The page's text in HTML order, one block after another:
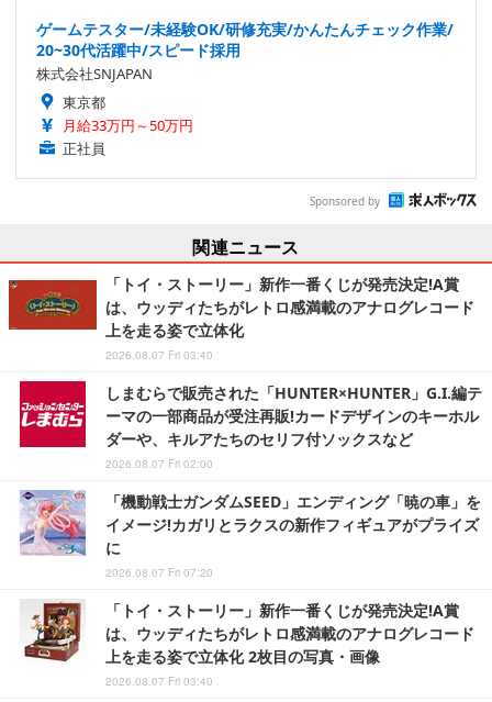
ゲームテスター/未経験OK/研修充実/かんたんチェック作業/
20~30代活躍中/スピード採用
株式会社SNJAPAN
東京都
月給33万円～50万円
正社員
Sponsored by
関連ニュース
「トイ・ストーリー」新作一番くじが発売決定!A賞
は、ウッディたちがレトロ感満載のアナログレコード
上を走る姿で立体化
2026.08.07 Fri 03:40
しまむらで販売された「HUNTER×HUNTER」G.I.編テ
ーマの一部商品が受注再販!カードデザインのキーホル
ダーや、キルアたちのセリフ付ソックスなど
2026.08.07 Fri 02:00
「機動戦士ガンダムSEED」エンディング「暁の車」を
イメージ!カガリとラクスの新作フィギュアがプライズ
に
2026.08.07 Fri 07:20
「トイ・ストーリー」新作一番くじが発売決定!A賞
は、ウッディたちがレトロ感満載のアナログレコード
上を走る姿で立体化 2枚目の写真・画像
2026.08.07 Fri 03:40